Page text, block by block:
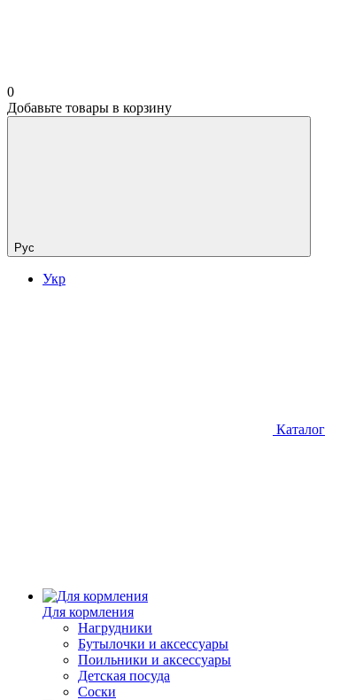
0
Добавьте товары в корзину
Рус
Укр
Каталог
Для кормления
Нагрудники
Бутылочки и аксессуары
Поильники и аксессуары
Детская посуда
Соски